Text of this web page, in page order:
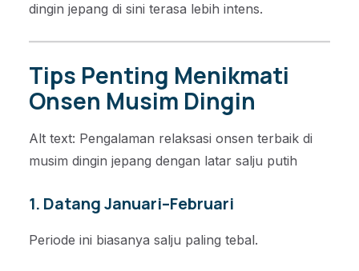
dingin jepang di sini terasa lebih intens.
Tips Penting Menikmati
Onsen Musim Dingin
Alt text: Pengalaman relaksasi onsen terbaik di
musim dingin jepang dengan latar salju putih
1. Datang Januari–Februari
Periode ini biasanya salju paling tebal.